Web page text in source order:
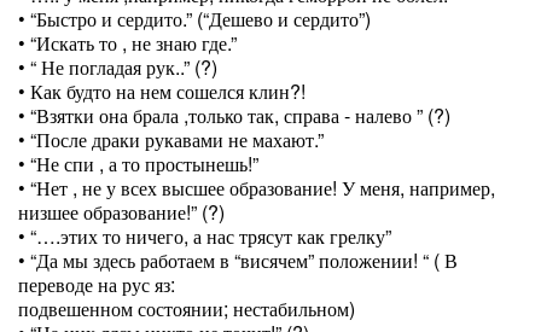
• “Быстро и сердито.” (“Дешево и сердито”)
• “Искать то , не знаю где.”
• “ Не погладая рук..” (?)
• Как будто на нем сошелся клин?!
• “Взятки она брала ,только так, справа - налево ” (?)
• “После драки рукавами не махают.”
• “Не спи , а то простынешь!”
• “Нет , не у всех высшее образование! У меня, например,
низшее образование!” (?)
• “….этих то ничего, а нас трясут как грелку”
• “Да мы здесь работаем в “висячем” положении! “ ( В
переводе на рус яз:
подвешенном состоянии; нестабильном)